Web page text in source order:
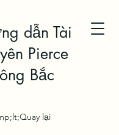
dẫn Tài
Pierce
Bắc
lại